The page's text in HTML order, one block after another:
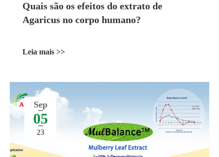
Quais são os efeitos do extrato de
Agaricus no corpo humano?
Leia mais >>
Sep
05
23